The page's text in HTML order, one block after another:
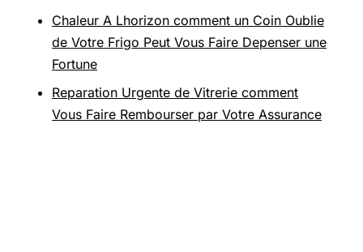
Chaleur A Lhorizon comment un Coin Oublie
de Votre Frigo Peut Vous Faire Depenser une
Fortune
Reparation Urgente de Vitrerie comment
Vous Faire Rembourser par Votre Assurance